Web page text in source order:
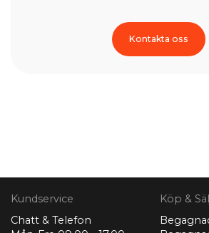
Kontakta oss
Kundservice
Chatt & Telefon
Köp &